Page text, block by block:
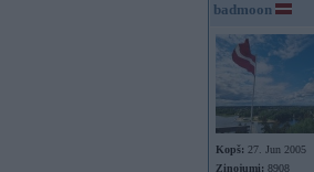
badmoon
Kopš: 27. Jun 2005
Ziņojumi: 8908